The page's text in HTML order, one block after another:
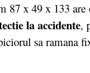
87 x 49 x 133
la accidente,
sa ramana